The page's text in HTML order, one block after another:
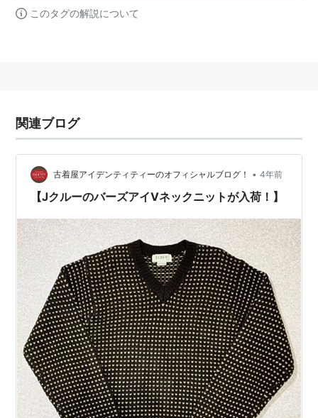
このタグの解説について
関連ブログ
古着屋アイデンティティーのオフィシャルブログ！ • 4年前
【JクルーのバーズアイVネックニットが入荷！】